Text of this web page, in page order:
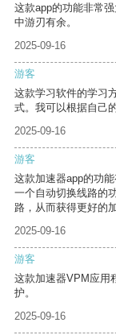
这款app的功能非常
中游刃有余。
2025-09-16
游客
这款学习软件的学习
式。我可以根据自己
2025-09-16
游客
这款加速器app的功
一个自动切换线路的
路，从而获得更好的
2025-09-16
游客
这款加速器VPM应用
护。
2025-09-16